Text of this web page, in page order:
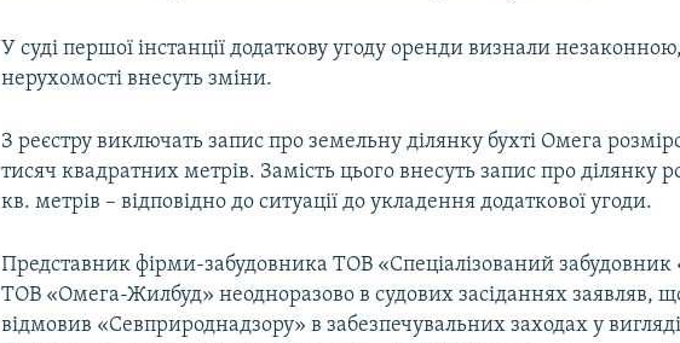
У суді першої інстанції додаткову угоду оренди визнали
нерухомості внесуть зміни.
З реєстру виключать запис про земельну ділянку бухті Омега
тисяч квадратних метрів. Замість цього внесуть запис про ділянку
кв. метрів – відповідно до ситуації до укладення додаткової угоди.
Представник фірми-забудовника ТОВ «Спеціалізований забудовник
ТОВ «Омега-Жилбуд» неодноразово в судових засіданнях заявляв,
відмовив «Севприроднадзору» в забезпечувальних заходах у